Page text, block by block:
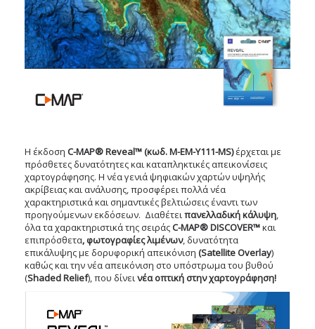
Η έκδοση C-MAP® Reveal™ (κωδ. M-EM-Y111-MS)έρχεται με
πρόσθετες δυνατότητες και καταπληκτικές απεικονίσεις
χαρτογράφησης. Η νέα γενιά ψηφιακών χαρτών υψηλής
ακρίβειας και ανάλυσης, προσφέρει πολλά νέα
χαρακτηριστικά και σημαντικές βελτιώσεις έναντι των
προηγούμενων εκδόσεων. Διαθέτειπανελλαδική κάλυψη,
όλα τα χαρακτηριστικά της σειράςC-MAP® DISCOVER™και
επιπρόσθετα, φωτογραφίες λιμένων, δυνατότητα
επικάλυψης με δορυφορική απεικόνιση (Satellite Overlay)
καθώς και την νέα απεικόνιση στο υπόστρωμα του βυθού
(Shaded Relief), που δίνεινέα οπτική στην χαρτογράφηση!